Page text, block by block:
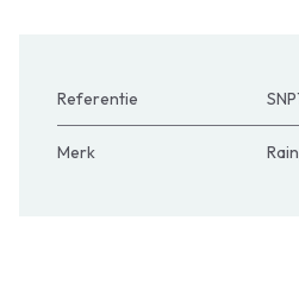
Referentie
Merk